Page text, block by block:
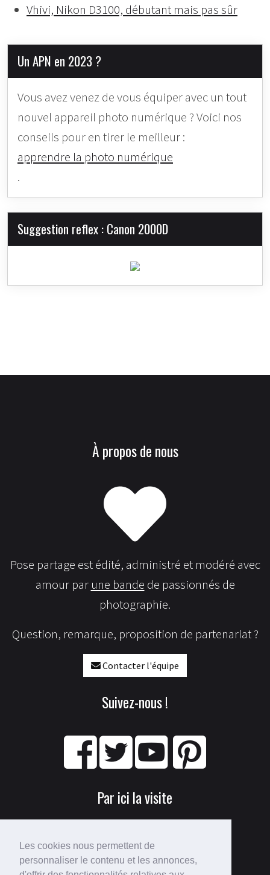
Les cookies nous permettent de
personnaliser le contenu et les annonces,
Vhivi, Nikon D3100, débutant mais pas sûr
Un APN en 2023 ?
Vous avez venez de vous équiper avec un tout
nouvel appareil photo numérique ? Voici nos
conseils pour en tirer le meilleur :
apprendre la photo numérique
.
Suggestion reflex : Canon 2000D
À propos de nous
Pose partage est édité, administré et modéré avec
amour par une bande de passionnés de
photographie.
Question, remarque, proposition de partenariat ?
Contacter l'équipe
Suivez-nous !
Par ici la visite